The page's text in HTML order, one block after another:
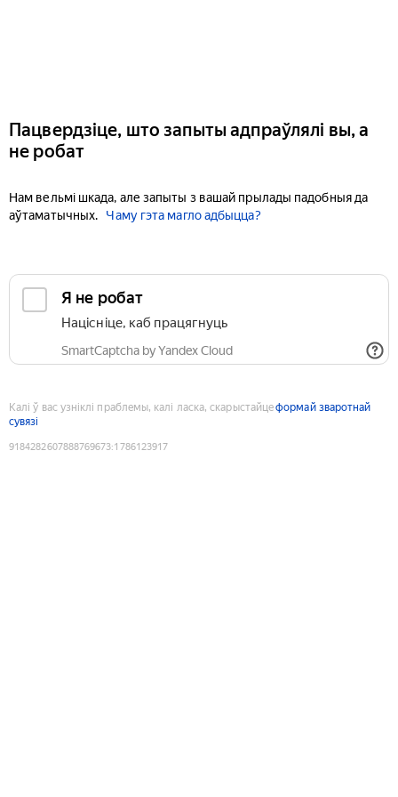
Пацвердзіце, што запыты адпраўлялі вы, а
не робат
Нам вельмі шкада, але запыты з вашай прылады падобныя да
аўтаматычных.
Чаму гэта магло адбыцца?
Я не робат
Націсніце, каб працягнуць
SmartCaptcha by Yandex Cloud
Калі ў вас узніклі праблемы, калі ласка, скарыстайцеформай зваротнай
сувязі
9184282607888769673:1786123917